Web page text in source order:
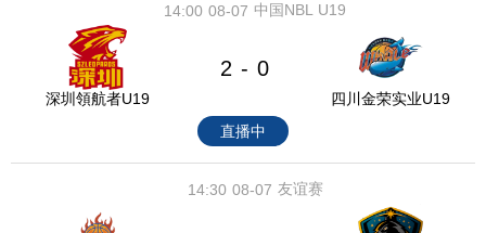
08-07
14:00 中国NBL U19
深圳領航者U19
2 - 0
四川金荣实业U19
直播中
08-07
14:30 友谊赛